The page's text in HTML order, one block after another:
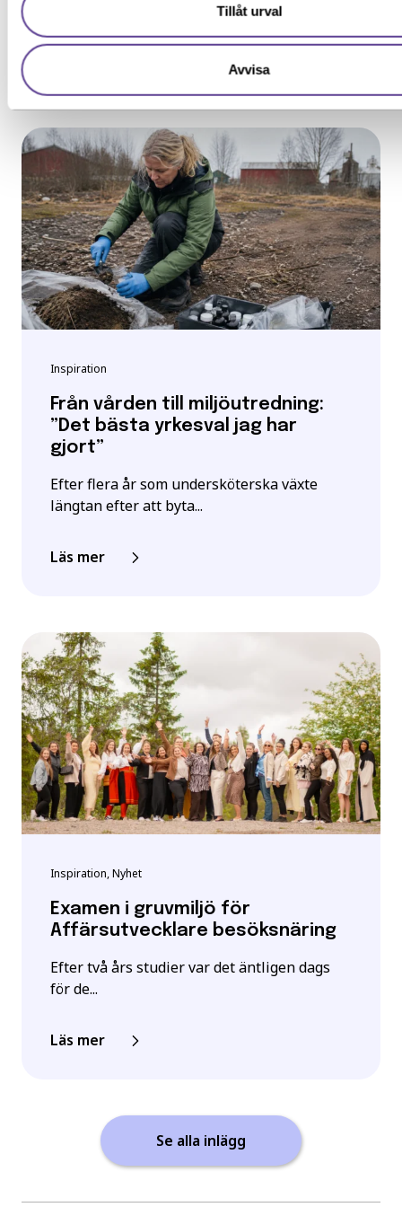
Tillåt urval
Avvisa
Berättelser bakom kulisserna
Inspiration
Från vården till miljöutredning:
”Det bästa yrkesval jag har
gjort”
Efter flera år som undersköterska växte
längtan efter att byta...
Läs mer
Inspiration, Nyhet
Examen i gruvmiljö för
Affärsutvecklare besöksnäring
Efter två års studier var det äntligen dags
för de...
Läs mer
Se alla inlägg